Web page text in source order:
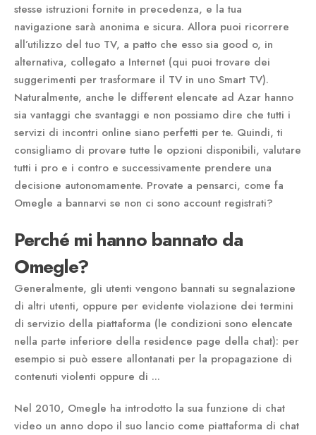
stesse istruzioni fornite in precedenza, e la tua
navigazione sarà anonima e sicura. Allora puoi ricorrere
all’utilizzo del tuo TV, a patto che esso sia good o, in
alternativa, collegato a Internet (qui puoi trovare dei
suggerimenti per trasformare il TV in uno Smart TV).
Naturalmente, anche le different elencate ad Azar hanno
sia vantaggi che svantaggi e non possiamo dire che tutti i
servizi di incontri online siano perfetti per te. Quindi, ti
consigliamo di provare tutte le opzioni disponibili, valutare
tutti i pro e i contro e successivamente prendere una
decisione autonomamente. Provate a pensarci, come fa
Omegle a bannarvi se non ci sono account registrati?
Perché mi hanno bannato da
Omegle?
Generalmente, gli utenti vengono bannati su segnalazione
di altri utenti, oppure per evidente violazione dei termini
di servizio della piattaforma (le condizioni sono elencate
nella parte inferiore della residence page della chat): per
esempio si può essere allontanati per la propagazione di
contenuti violenti oppure di ...
Nel 2010, Omegle ha introdotto la sua funzione di chat
video un anno dopo il suo lancio come piattaforma di chat